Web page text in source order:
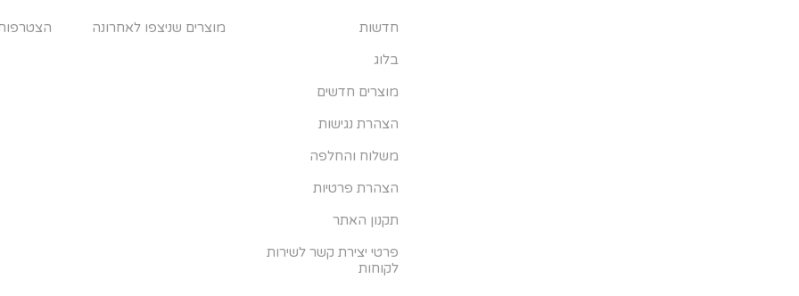
חדשות
בלוג
מוצרים חדשים
הצהרת נגישות
משלוח והחלפה
הצהרת פרטיות
תקנון האתר
פרטי יצירת קשר לשירות
לקוחות
מוצרים שניצפו לאחרונה